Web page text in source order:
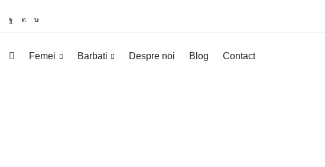
Femei Barbati Despre noi Blog Contact